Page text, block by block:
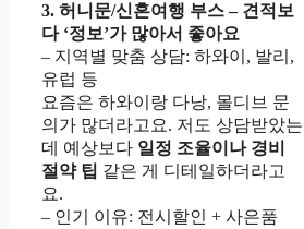
3. 허니문/신혼여행 부스 – 견적보
다 ‘정보’가 많아서 좋아요
– 지역별 맞춤 상담: 하와이, 발리,
유럽 등
요즘은 하와이랑 다낭, 몰디브 문
의가 많더라고요. 저도 상담받았는
데 예상보다 일정 조율이나 경비
절약 팁 같은 게 디테일하더라고
요.
– 인기 이유: 전시할인 + 사은품